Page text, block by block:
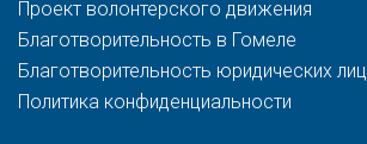
Проект волонтерского движения
Благотворительность в Гомеле
Благотворительность юридических лиц
Политика конфиденциальности